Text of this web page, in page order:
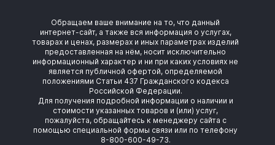
Обращаем ваше внимание на то, что данный
интернет-сайт, а также вся информация о услугах,
товарах и ценах, размерах и иных параметрах изделий
предоставленная на нём, носит исключительно
информационный характер и ни при каких условиях не
является публичной офертой, определяемой
положениями Статьи 437 Гражданского кодекса
Российской Федерации.
Для получения подробной информации о наличии и
стоимости указанных товаров и (или) услуг,
пожалуйста, обращайтесь к менеджеру сайта с
помощью специальной формы связи или по телефону
8-800-600-49-73.